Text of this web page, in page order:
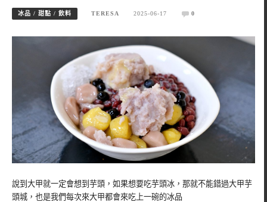
冰品 / 甜點 / 飲料 TERESA 2025-06-17 0
說到大甲就一定會想到芋頭，如果想要吃芋頭冰，那就不能錯過大甲芋
頭城，也是我們每次來大甲都會來吃上一碗的冰品